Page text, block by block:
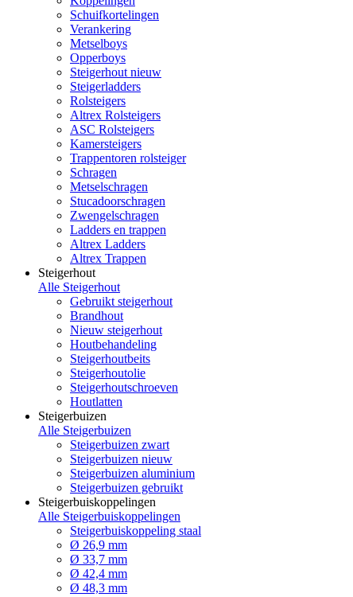
Schuifkortelingen
Verankering
Metselboys
Opperboys
Steigerhout nieuw
Steigerladders
Rolsteigers
Altrex Rolsteigers
ASC Rolsteigers
Kamersteigers
Trappentoren rolsteiger
Schragen
Metselschragen
Stucadoorschragen
Zwengelschragen
Ladders en trappen
Altrex Ladders
Altrex Trappen
Steigerhout
Alle Steigerhout
Gebruikt steigerhout
Brandhout
Nieuw steigerhout
Houtbehandeling
Steigerhoutbeits
Steigerhoutolie
Steigerhoutschroeven
Houtlatten
Steigerbuizen
Alle Steigerbuizen
Steigerbuizen zwart
Steigerbuizen nieuw
Steigerbuizen aluminium
Steigerbuizen gebruikt
Steigerbuiskoppelingen
Alle Steigerbuiskoppelingen
Steigerbuiskoppeling staal
Ø 26,9 mm
Ø 33,7 mm
Ø 42,4 mm
Ø 48,3 mm